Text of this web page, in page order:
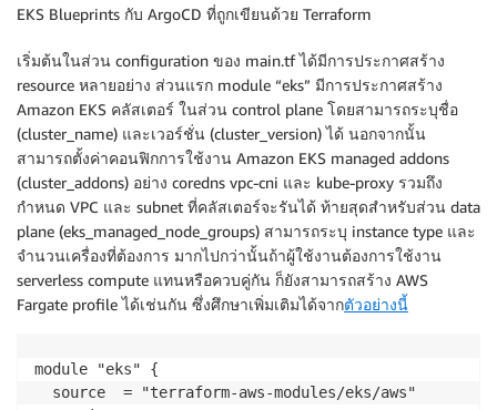
EKS Blueprints กับ ArgoCD ที่ถูกเขียนด้วย Terraform
เริ่มต้นในส่วน configuration ของ main.tf ได้มีการประกาศสร้าง
resource หลายอย่าง ส่วนแรก module “eks” มีการประกาศสร้าง
Amazon EKS คลัสเตอร์ ในส่วน control plane โดยสามารถระบุชื่อ
(cluster_name) และเวอร์ชั่น (cluster_version) ได้ นอกจากนั้น
สามารถตั้งค่าคอนฟิกการใช้งาน Amazon EKS managed addons
(cluster_addons) อย่าง coredns vpc-cni และ kube-proxy รวมถึง
กำหนด VPC และ subnet ที่คลัสเตอร์จะรันได้ ท้ายสุดสำหรับส่วน data
plane (eks_managed_node_groups) สามารถระบุ instance type และ
จำนวนเครื่องที่ต้องการ มากไปกว่านั้นถ้าผู้ใช้งานต้องการใช้งาน
serverless compute แทนหรือควบคู่กัน ก็ยังสามารถสร้าง AWS
Fargate profile ได้เช่นกัน ซึ่งศึกษาเพิ่มเติมได้จากตัวอย่างนี้
module "eks" {
  source  = "terraform-aws-modules/eks/aws"